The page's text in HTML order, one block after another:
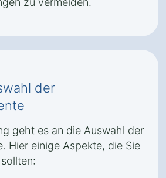
der
geht es an die Auswahl der
Hier einige Aspekte, die Sie